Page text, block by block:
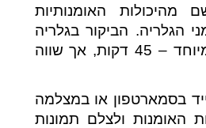
מהיכולות האומנותיות
הגלריה. הביקור בגלריה
אמנם לא ארוך במיוחד – 45 דקות, אך שווה
בסמארטפון או במצלמה
האומנות ולצלם תמונות